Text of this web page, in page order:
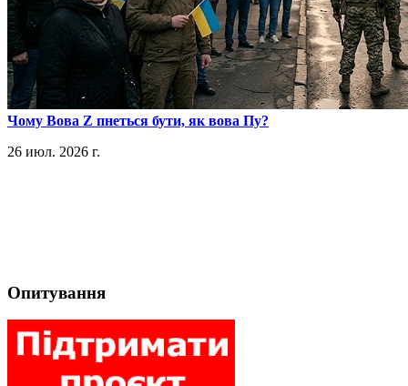
​Чому Вова Z пнеться бути, як вова Пу?
26 июл. 2026 г.
Опитування